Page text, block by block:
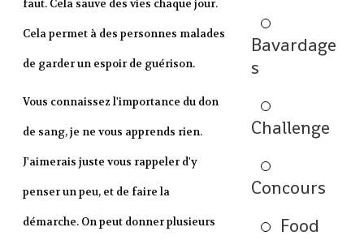
faut. Cela sauve des vies chaque jour.
Cela permet à des personnes malades
de garder un espoir de guérison.
Vous connaissez l'importance du don
de sang, je ne vous apprends rien.
J'aimerais juste vous rappeler d'y
penser un peu, et de faire la
démarche. On peut donner plusieurs
Bavardage
s
Challenge
Concours
Food